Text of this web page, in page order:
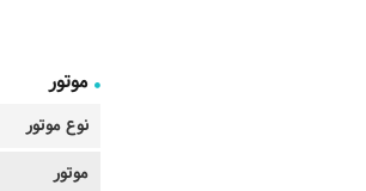
موتور
نوع موتور
موتور